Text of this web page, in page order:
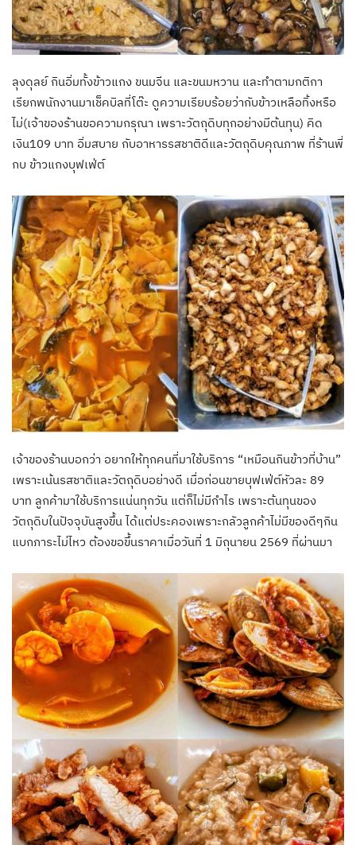
ลุงดุลย์ กินอิ่มทั้งข้าวแกง ขนมจีน และขนมหวาน และทำตามกติกา
เรียกพนักงานมาเช็คบิลที่โต๊ะ ดูความเรียบร้อยว่ากับข้าวเหลือทิ้งหรือ
ไม่(เจ้าของร้านขอความกรุณา เพราะวัตถุดิบทุกอย่างมีต้นทุน) คิด
เงิน109 บาท อิ่มสบาย กับอาหารรสชาติดีและวัตถุดิบคุณภาพ ที่ร้านพี่
กบ ข้าวแกงบุฟเฟ่ต์
เจ้าของร้านบอกว่า อยากให้ทุกคนที่มาใช้บริการ “เหมือนกินข้าวที่บ้าน”
เพราะเน้นรสชาติและวัตถุดิบอย่างดี เมื่อก่อนขายบุฟเฟ่ต์หัวละ 89
บาท ลูกค้ามาใช้บริการแน่นทุกวัน แต่ก็ไม่มีกำไร เพราะต้นทุนของ
วัตถุดิบในปัจจุบันสูงขึ้น ได้แต่ประคองเพราะกลัวลูกค้าไม่มีของดีๆกิน
แบกภาระไม่ไหว ต้องขอขึ้นราคาเมื่อวันที่ 1 มิถุนายน 2569 ที่ผ่านมา